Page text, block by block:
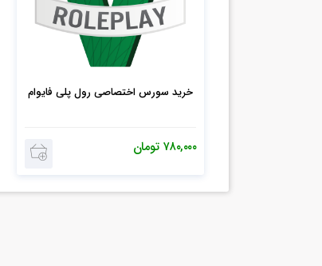
خرید سورس اختصاصی رول پلی فایوام
۷۸۰,۰۰۰ تومان